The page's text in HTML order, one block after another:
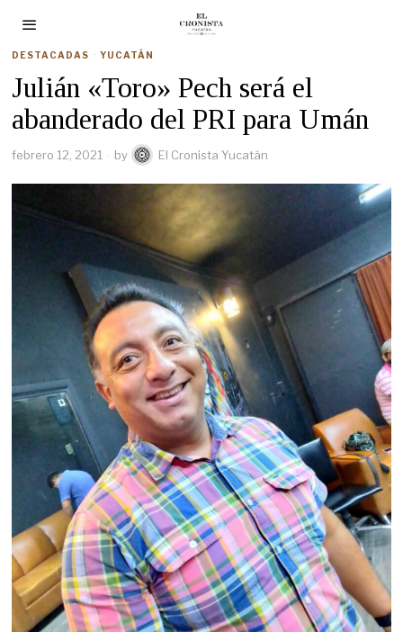
DESTACADAS · YUCATÁN
Julián «Toro» Pech será el
abanderado del PRI para Umán
febrero 12, 2021 by El Cronista Yucatán